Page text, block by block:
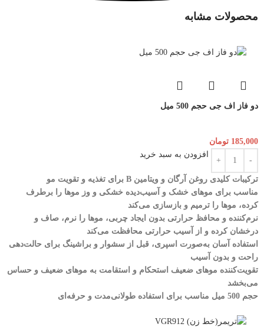
محصولات مشابه
دو فاز اف جی حجم 500 میل
185,000 تومان
افزودن به سبد خرید
ترکیبات کلیدی روغن آرگان و ویتامین B برای تغذیه و تقویت مو
مناسب برای موهای خشک و آسیب‌دیده خشکی و وز موها را برطرف
کرده، موها را ترمیم و بازسازی می‌کند
نرم‌کننده و محافظ حرارتی بدون ایجاد چربی، موها را نرم، صاف و
درخشان کرده و از آسیب حرارتی محافظت می‌کند
استفاده آسان به‌صورت اسپری، قبل از سشوار و براشینگ برای حالت‌دهی
راحت و بدون آسیب
تقویت‌کننده موهای ضعیف استحکام و استقامت به موهای ضعیف و حساس
می‌بخشد
حجم 500 میل مناسب برای استفاده طولانی‌مدت و حرفه‌ای